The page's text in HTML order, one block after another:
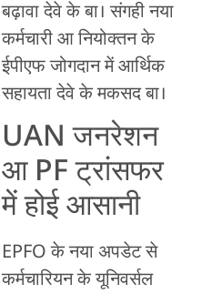
बढ़ावा देवे के बा। संगही नया
कर्मचारी आ नियोक्तन के
ईपीएफ जोगदान में आर्थिक
सहायता देवे के मकसद बा।
UAN जनरेशन
आ PF ट्रांसफर
में होई आसानी
EPFO के नया अपडेट से
कर्मचारियन के यूनिवर्सल